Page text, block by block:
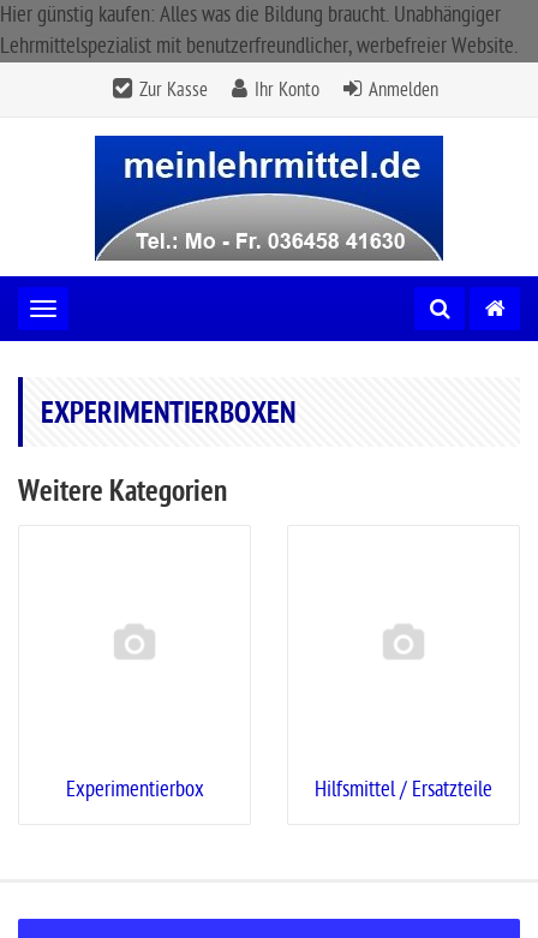
Hier günstig kaufen: Alles was die Bildung braucht. Unabhängiger
Lehrmittelspezialist mit benutzerfreundlicher, werbefreier Website.
Zur Kasse Ihr Konto Anmelden
Toggle navigation
EXPERIMENTIERBOXEN
Weitere Kategorien
Experimentierbox Hilfsmittel / Ersatzteile